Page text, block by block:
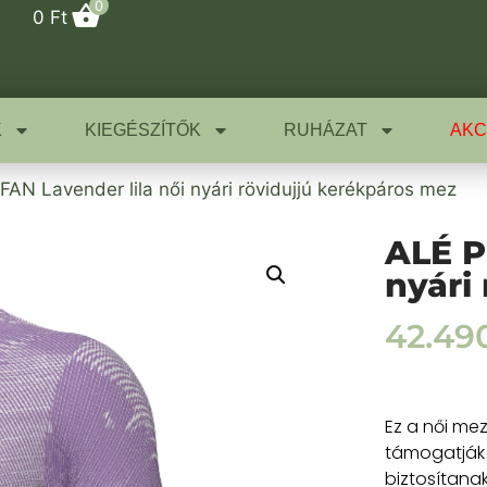
0 Ft
0
KIEGÉSZÍTŐK RUHÁZAT
Lavender lila női nyári rövidujjú kerékpáros mez
ALÉ
nyári
Ez a női
támogatják